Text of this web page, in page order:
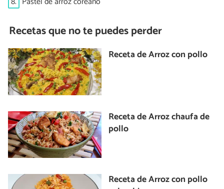
Recetas que no te puedes perder
Receta de Arroz con pollo
Receta de Arroz chaufa de
pollo
Receta de Arroz con pollo